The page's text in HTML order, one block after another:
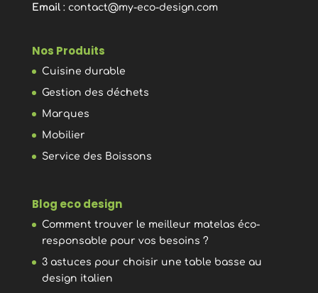
Email: contact@my-eco-design.com
Nos Produits
Cuisine durable
Gestion des déchets
Marques
Mobilier
Service des Boissons
Blog eco design
Comment trouver le meilleur matelas éco-
responsable pour vos besoins ?
3 astuces pour choisir une table basse au
design italien